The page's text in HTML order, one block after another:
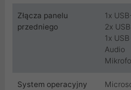
Złącza panelu
przedniego
1x
2x
1x
Audio
System operacyjny